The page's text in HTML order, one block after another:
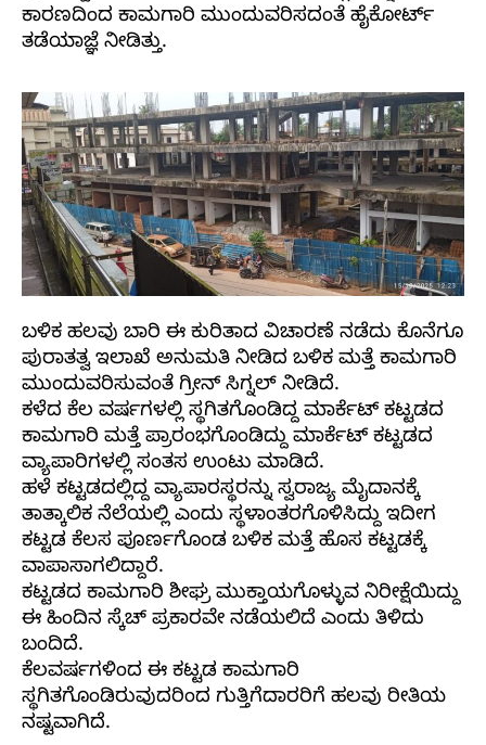
ಕಾರಣದಿಂದ ಕಾಮಗಾರಿ ಮುಂದುವರಿಸದಂತೆ ಹೈಕೋರ್ಟ್
ತಡೆಯಾಜ್ಞೆ ನೀಡಿತ್ತು.
ಬಳಿಕ ಹಲವು ಬಾರಿ ಈ ಕುರಿತಾದ ವಿಚಾರಣೆ ನಡೆದು ಕೊನೆಗೂ
ಪುರಾತತ್ವ ಇಲಾಖೆ ಅನುಮತಿ ನೀಡಿದ ಬಳಿಕ ಮತ್ತೆ ಕಾಮಗಾರಿ
ಮುಂದುವರಿಸುವಂತೆ ಗ್ರೀನ್ ಸಿಗ್ನಲ್ ನೀಡಿದೆ.
ಕಳೆದ ಕೆಲ ವರ್ಷಗಳಲ್ಲಿ ಸ್ಥಗಿತಗೊಂಡಿದ್ದ ಮಾರ್ಕೆಟ್ ಕಟ್ಟಡದ
ಕಾಮಗಾರಿ ಮತ್ತೆ ಪ್ರಾರಂಭಗೊಂಡಿದ್ದು ಮಾರ್ಕೆಟ್ ಕಟ್ಟಡದ
ವ್ಯಾಪಾರಿಗಳಲ್ಲಿ ಸಂತಸ ಉಂಟು ಮಾಡಿದೆ.
ಹಳೆ ಕಟ್ಟಡದಲ್ಲಿದ್ದ ವ್ಯಾಪಾರಸ್ಥರನ್ನು ಸ್ವರಾಜ್ಯ ಮೈದಾನಕ್ಕೆ
ತಾತ್ಕಾಲಿಕ ನೆಲೆಯಲ್ಲಿ ಎಂದು ಸ್ಥಳಾಂತರಗೊಳಿಸಿದ್ದು ಇದೀಗ
ಕಟ್ಟಡ ಕೆಲಸ ಪೂರ್ಣಗೊಂಡ ಬಳಿಕ ಮತ್ತೆ ಹೊಸ ಕಟ್ಟಡಕ್ಕೆ
ವಾಪಾಸಾಗಲಿದ್ದಾರೆ.
ಕಟ್ಟಡದ ಕಾಮಗಾರಿ ಶೀಘ್ರ ಮುಕ್ತಾಯಗೊಳ್ಳುವ ನಿರೀಕ್ಷೆಯಿದ್ದು
ಈ ಹಿಂದಿನ ಸ್ಕೆಚ್ ಪ್ರಕಾರವೇ ನಡೆಯಲಿದೆ ಎಂದು ತಿಳಿದು
ಬಂದಿದೆ.
ಕೆಲವರ್ಷಗಳಿಂದ ಈ ಕಟ್ಟಡ ಕಾಮಗಾರಿ
ಸ್ಥಗಿತಗೊಂಡಿರುವುದರಿಂದ ಗುತ್ತಿಗೆದಾರರಿಗೆ ಹಲವು ರೀತಿಯ
ನಷ್ಟವಾಗಿದೆ.